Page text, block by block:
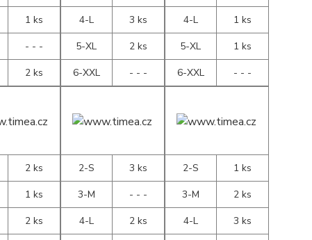
1 ks
- - -
2 ks
4-L
3 ks
5-XL
2 ks
6-XXL
- - -
4-L
1 ks
5-XL
1 ks
6-XXL
- - -
2 ks
1 ks
2 ks
2-S
3 ks
3-M
- - -
4-L
2 ks
2-S
1 ks
3-M
2 ks
4-L
3 ks